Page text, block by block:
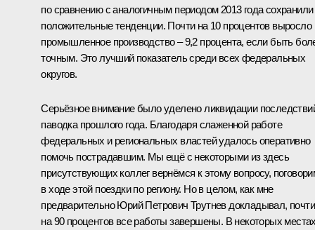
по сравнению с аналогичным периодом 2013 года сохранили
положительные тенденции. Почти на 10 процентов выросло
промышленное производство – 9,2 процента, если быть
точным. Это лучший показатель среди всех федеральных
округов.
Серьёзное внимание было уделено ликвидации
паводка прошлого года. Благодаря слаженной работе
федеральных и региональных властей удалось оперативно
помочь пострадавшим. Мы ещё с некоторыми из здесь
присутствующих коллег вернёмся к этому вопросу,
в ходе этой поездки по региону. Но в целом, как мне
предварительно Юрий Петрович Трутнев докладывал, почти
на 90 процентов все работы завершены. В некоторых